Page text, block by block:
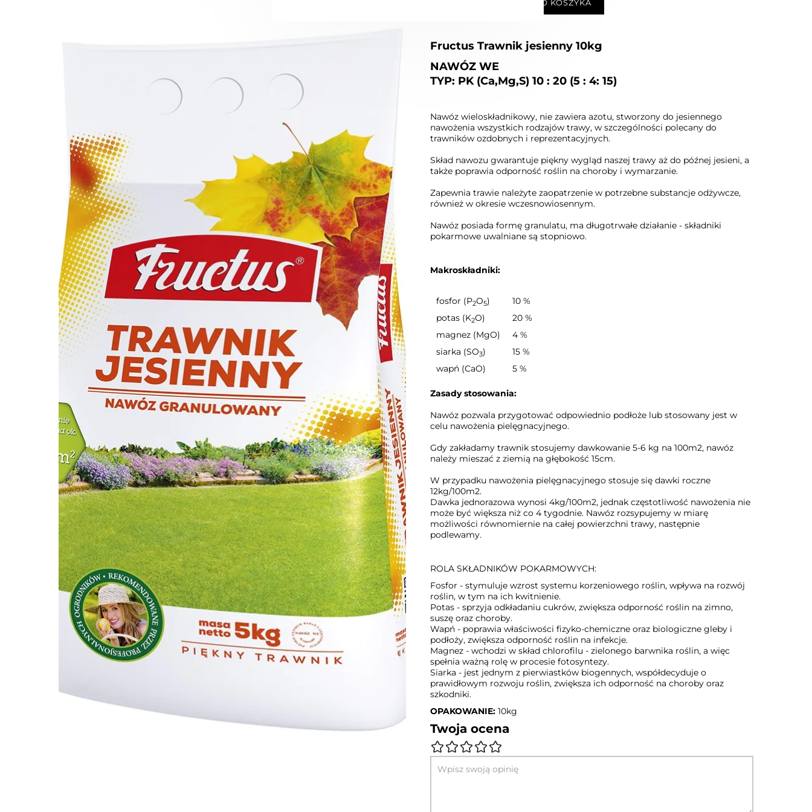
DODAJ DO KOSZYKA
Fructus Trawnik jesienny 10kg
NAWÓZ WE
TYP: PK (Ca,Mg,S) 10 : 20 (5 : 4: 15)
Nawóz wieloskładnikowy, nie zawiera azotu, stworzony do jesiennego
nawożenia wszystkich rodzajów trawy, w szczególności polecany do
trawników ozdobnych i reprezentacyjnych.
Skład nawozu gwarantuje piękny wygląd naszej trawy aż do późnej jesieni, a
także poprawia odporność roślin na choroby i wymarzanie.
Zapewnia trawie należyte zaopatrzenie w potrzebne substancje odżywcze,
również w okresie wczesnowiosennym.
Nawóz posiada formę granulatu, ma długotrwałe działanie - składniki
pokarmowe uwalniane są stopniowo.
Makroskładniki:
fosfor (P2O5)
10 %
potas (K2O)
20 %
magnez (MgO)
4 %
siarka (SO3)
15 %
wapń (CaO)
5 %
Zasady stosowania:
Nawóz pozwala przygotować odpowiednio podłoże lub stosowany jest w
celu nawożenia pielęgnacyjnego.
Gdy zakładamy trawnik stosujemy dawkowanie 5-6 kg na 100m2, nawóz
należy mieszać z ziemią na głębokość 15cm.
W przypadku nawożenia pielęgnacyjnego stosuje się dawki roczne
12kg/100m2.
Dawka jednorazowa wynosi 4kg/100m2, jednak częstotliwość nawożenia nie
może być większa niż co 4 tygodnie. Nawóz rozsypujemy w miarę
możliwości równomiernie na całej powierzchni trawy, następnie
podlewamy.
ROLA SKŁADNIKÓW POKARMOWYCH:
Fosfor - stymuluje wzrost systemu korzeniowego roślin, wpływa na rozwój
roślin, w tym na ich kwitnienie.
Potas - sprzyja odkładaniu cukrów, zwiększa odporność roślin na zimno,
suszę oraz choroby.
Wapń - poprawia właściwości fizyko-chemiczne oraz biologiczne gleby i
podłoży, zwiększa odporność roślin na infekcje.
Magnez - wchodzi w skład chlorofilu - zielonego barwnika roślin, a więc
spełnia ważną rolę w procesie fotosyntezy.
Siarka - jest jednym z pierwiastków biogennych, współdecyduje o
prawidłowym rozwoju roślin, zwiększa ich odporność na choroby oraz
szkodniki.
OPAKOWANIE: 10kg
Twoja ocena